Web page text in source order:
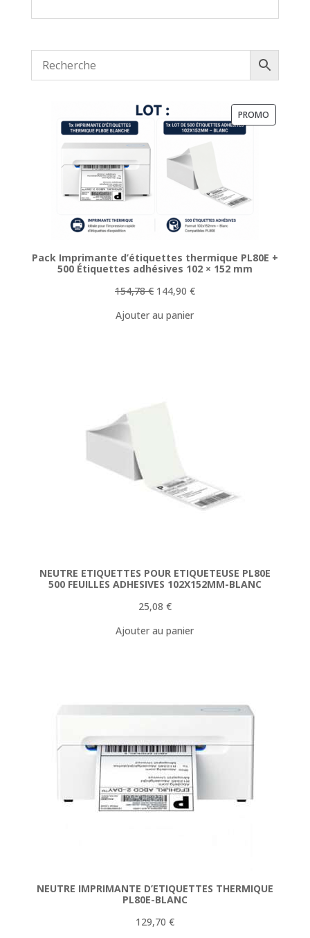
PROMO
Pack Imprimante d’étiquettes thermique PL80E +
500 Étiquettes adhésives 102 × 152 mm
154,78€ Le
initial
144,90 €Le
Ajouter au panier
NEUTRE ETIQUETTES POUR ETIQUETEUSE PL80E
500 FEUILLES ADHESIVES 102X152MM-BLANC
25,08 €
Ajouter au panier
NEUTRE IMPRIMANTE D’ETIQUETTES THERMIQUE
PL80E-BLANC
129,70 €